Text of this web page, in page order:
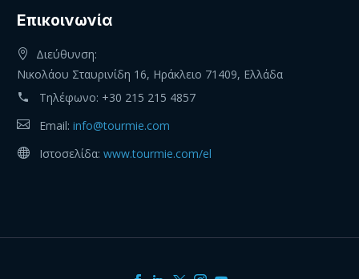
Eπικοινωνία
Διεύθυνση:
Νικολάου Σταυρινίδη 16, Ηράκλειο 71409, Ελλάδα
Τηλέφωνο: +30 215 215 4857
Email: info@tourmie.com
Ιστοσελίδα: www.tourmie.com/el